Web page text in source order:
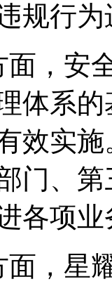
违规行
面
理体系
效实

各项
面